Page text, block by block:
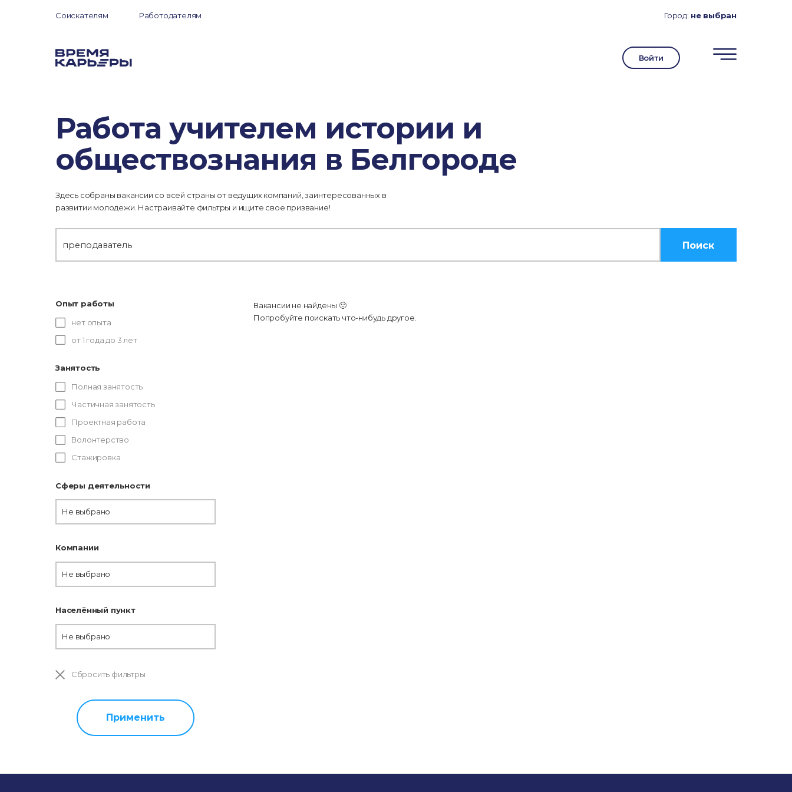
Соискателям Работодателям Город: не выбран
Войти
Работа учителем истории и
обществознания в Белгороде
Здесь собраны вакансии со всей страны от ведущих компаний, заинтересованных в
развитии молодежи. Настраивайте фильтры и ищите свое призвание!
Поиск
Опыт работы
нет опыта
от 1 года до 3 лет
Занятость
Полная занятость
Частичная занятость
Проектная работа
Волонтерство
Стажировка
Сферы деятельности
Не выбрано
Компании
Не выбрано
Населённый пункт
Не выбрано
Сбросить фильтры
Применить
Вакансии не найдены 🙁
Попробуйте поискать что-нибудь другое.